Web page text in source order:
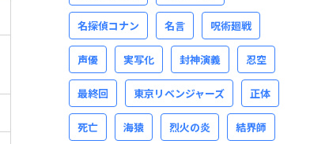
名探偵コナン 名言 呪術廻戦
声優 実写化 封神演義 忍空
最終回 東京リベンジャーズ 正体
死亡 海猿 烈火の炎 結界師